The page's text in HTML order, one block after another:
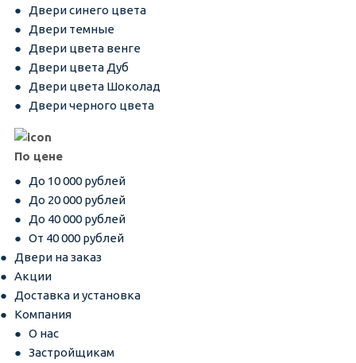
Двери синего цвета
Двери темные
Двери цвета венге
Двери цвета Дуб
Двери цвета Шоколад
Двери черного цвета
По цене
До 10 000 рублей
До 20 000 рублей
До 40 000 рублей
От 40 000 рублей
Двери на заказ
Акции
Доставка и установка
Компания
О нас
Застройщикам